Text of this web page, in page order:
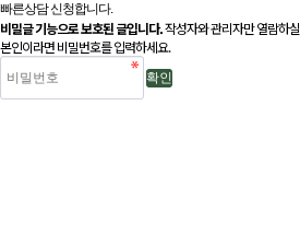
빠른상담 신청합니다.
비밀글 기능으로 보호된 글입니다.작성자와 관리자만 열람하
본인이라면 비밀번호를 입력하세요.